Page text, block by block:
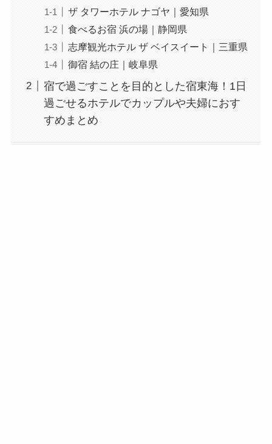
ザ タワーホテル ナゴヤ｜愛知県
食べるお宿 浜の場｜静岡県
志摩観光ホテル ザ ベイスイート｜三重県
御宿 結の庄｜岐阜県
宿で過ごすことを目的とした宿東海！1日
過ごせるホテルでカップルや夫婦におす
すめまとめ